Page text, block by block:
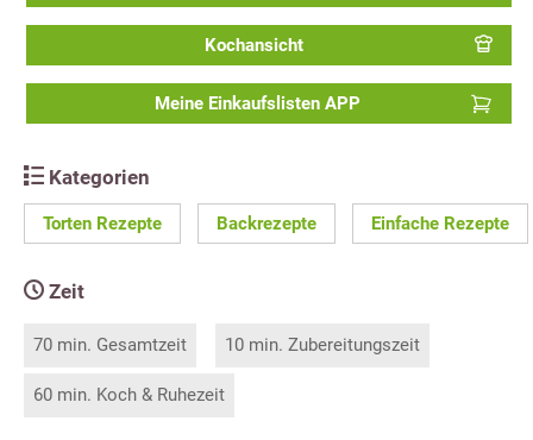
Kochansicht
Meine Einkaufslisten APP
Kategorien
Torten Rezepte Backrezepte Einfache Rezepte
Zeit
70 min. Gesamtzeit 10 min. Zubereitungszeit
60 min. Koch & Ruhezeit